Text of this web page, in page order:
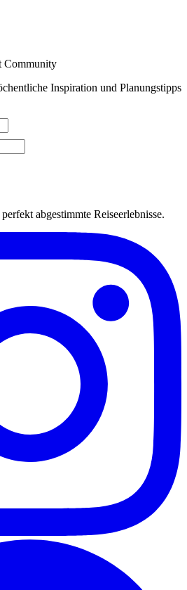
Community
Inspiration und Planungstipps
abgestimmte Reiseerlebnisse.